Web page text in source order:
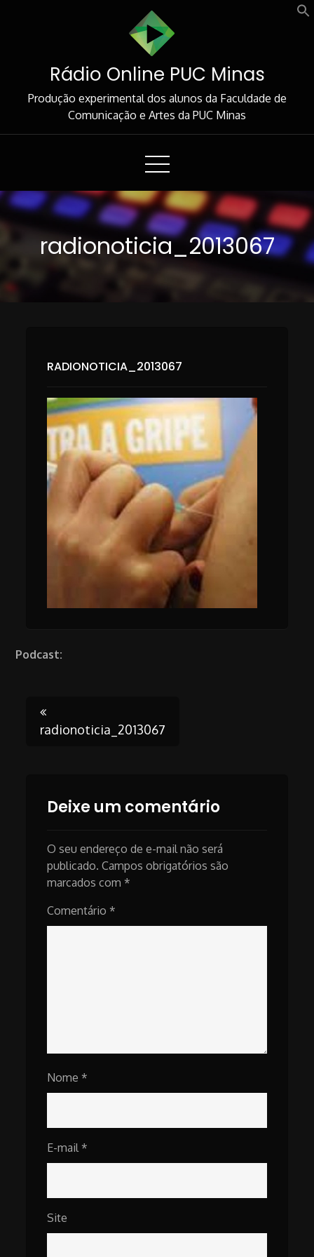
Rádio Online PUC Minas
Produção experimental dos alunos da Faculdade de
Comunicação e Artes da PUC Minas
radionoticia_2013067
RADIONOTICIA_2013067
Podcast:
Post
radionoticia_2013067
Deixe um comentário
O seu endereço de e-mail não será
publicado. Campos obrigatórios são
marcados com *
Comentário *
Nome *
E-mail *
Site